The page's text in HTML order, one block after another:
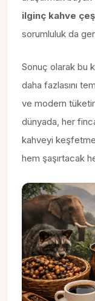
ilginç kahve
sorumluluk da
Sonuç olarak bu
daha fazlasını
ve modern
dünyada, her
kahveyi
hem şaşırtacak